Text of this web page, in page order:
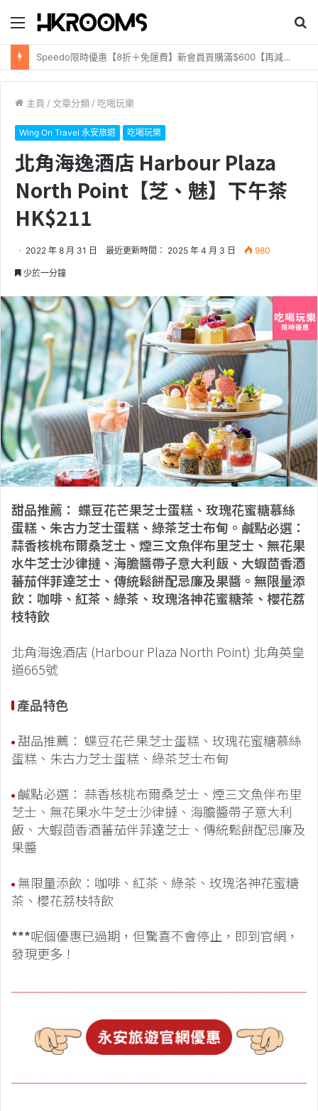
目
錄
尋
渣打銀行【Simply Cash Visa信用卡】本地/海外全年無限現金回贈｜Visa payWave 安全付款！
主頁 / 文章分類 / 吃喝玩樂
Wing On Travel 永安旅遊 吃喝玩樂
北角海逸酒店 Harbour Plaza
North Point【芝、魅】下午茶
HK$211
2022 年 8 月 31 日 最近更新時間： 2025 年 4 月 3 日 980
少於一分鐘
甜品推薦： 蝶豆花芒果芝士蛋糕、玫瑰花蜜糖慕絲
蛋糕、朱古力芝士蛋糕、綠茶芝士布甸。鹹點必選：
蒜香核桃布爾桑芝士、煙三文魚伴布里芝士、無花果
水牛芝士沙律撻、海膽醬帶子意大利飯、大蝦茴香酒
蕃茄伴菲逹芝士、傳統鬆餅配忌廉及果醬。無限量添
飲：咖啡、紅茶、綠茶、玫瑰洛神花蜜糖茶、櫻花荔
枝特飲
北角海逸酒店 (Harbour Plaza North Point) 北角英皇
道665號
產品特色
甜品推薦： 蝶豆花芒果芝士蛋糕、玫瑰花蜜糖慕絲
蛋糕、朱古力芝士蛋糕、綠茶芝士布甸
鹹點必選： 蒜香核桃布爾桑芝士、煙三文魚伴布里
芝士、無花果水牛芝士沙律撻、海膽醬帶子意大利
飯、大蝦茴香酒蕃茄伴菲逹芝士、傳統鬆餅配忌廉及
果醬
無限量添飲：咖啡、紅茶、綠茶、玫瑰洛神花蜜糖
茶、櫻花荔枝特飲
***呢個優惠已過期，但驚喜不會停止，即到官網，
發現更多！